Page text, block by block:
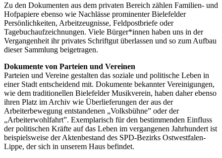
Zu den Dokumenten aus dem privaten Bereich zählen Familien- und
Hofpapiere ebenso wie Nachlässe prominenter Bielefelder
Persönlichkeiten, Arbeitzeugnisse, Feldpostbriefe oder
Tagebuchaufzeichnungen. Viele Bürger*innen haben uns in der
Vergangenheit ihr privates Schriftgut überlassen und so zum Aufbau
dieser Sammlung beigetragen.
Dokumente von Parteien und Vereinen
Parteien und Vereine gestalten das soziale und politische Leben in
einer Stadt entscheidend mit. Dokumente bekannter Vereinigungen,
wie dem traditionellen Bielefelder Musikverein, haben daher ebenso
ihren Platz im Archiv wie Überlieferungen der aus der
Arbeiterbewegung entstandenen „Volksbühne” oder der
„Arbeiterwohlfahrt”. Exemplarisch für den bestimmenden Einfluss
der politischen Kräfte auf das Leben im vergangenen Jahrhundert ist
beispielsweise der Aktenbestand des SPD-Bezirks Ostwestfalen-
Lippe, der sich in unserem Haus befindet.